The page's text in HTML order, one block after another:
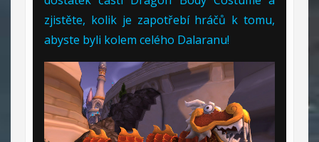
zjistěte, kolik je zapotřebí hráčů k tomu,
abyste byli kolem celého Dalaranu!